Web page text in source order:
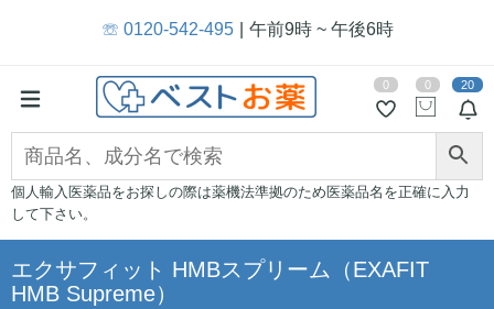
☏ 0120-542-495 午前9時 ~ 午後6時
20
0 0
個人輸入医薬品をお探しの際は薬機法準拠のため医薬品名を正確に入力
して下さい。
エクサフィット HMBスプリーム（EXAFIT
HMB Supreme）